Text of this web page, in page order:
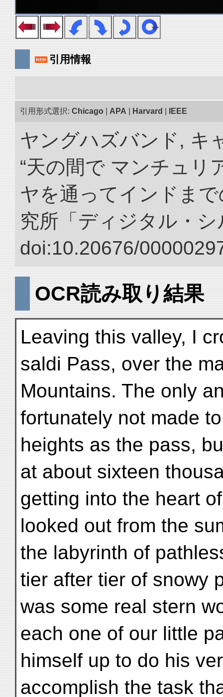
引用情報
引用形式選択: Chicago APA Harvard IEEE
ヤングハズバンド, キ
“天の間で マンチュリ
ヤを通ってインドま
究所「ディジタル・
doi:10.20676/
OCR読み取り結果
Leaving this valley, I
saldi Pass, over the
Mountains. The only
fortunately not made
heights as the pass,
at about sixteen
getting into the heart
looked out from the
the labyrinth of
tier after tier of snowy
was some real stern
each one of our little
himself up to do his
accomplish the task